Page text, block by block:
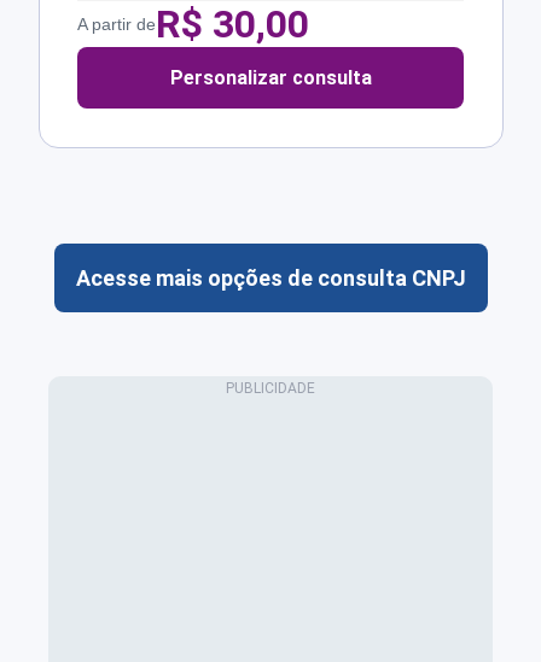
A partir deR$ 30,00
Personalizar consulta
Acesse mais opções de consulta CNPJ